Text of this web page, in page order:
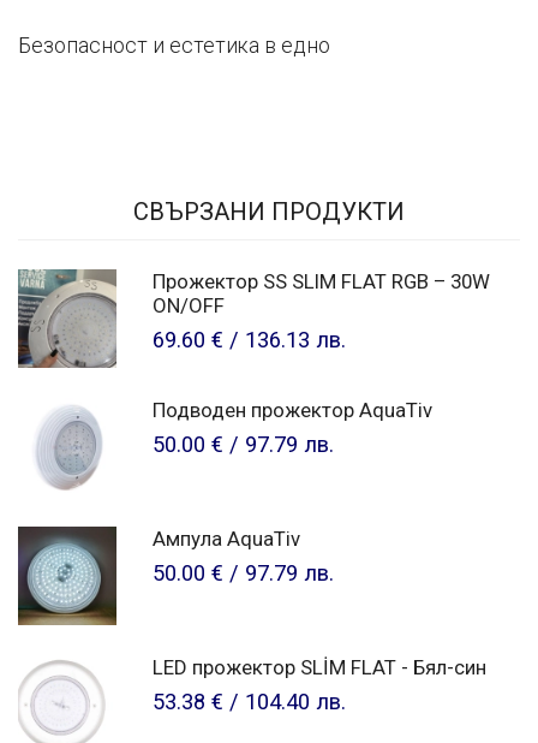
Безопасност и естетика в едно
СВЪРЗАНИ ПРОДУКТИ
Прожектор SS SLIM FLAT RGB – 30W
ON/OFF
69.60 € / 136.13 лв.
Подводен прожектор AquaTiv
50.00 € / 97.79 лв.
Ампула AquaTiv
50.00 € / 97.79 лв.
LED прожектор SLİM FLAT - Бял-син
53.38 € / 104.40 лв.